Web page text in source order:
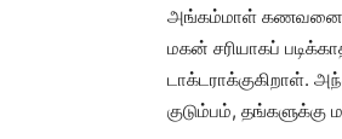
அங்கம்மாள் கணவனை
மகன் சரியாகப்
டாக்டராக்குகிறாள்.
குடும்பம்,